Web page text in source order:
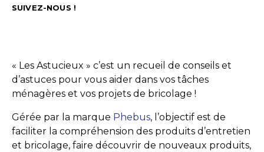
SUIVEZ-NOUS !
« Les Astucieux » c’est un recueil de conseils et
d’astuces pour vous aider dans vos tâches
ménagères et vos projets de bricolage !
Gérée par la marque Phebus, l’objectif est de
faciliter la compréhension des produits d’entretien
et bricolage, faire découvrir de nouveaux produits,